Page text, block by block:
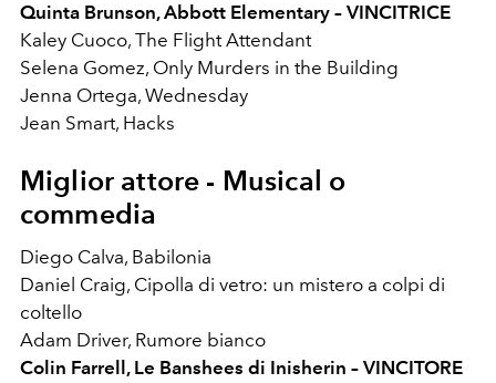
Quinta Brunson, Abbott Elementary – VINCITRICE
Kaley Cuoco, The Flight Attendant
Selena Gomez, Only Murders in the Building
Jenna Ortega, Wednesday
Jean Smart, Hacks
Miglior attore - Musical o
commedia
Diego Calva, Babilonia
Daniel Craig, Cipolla di vetro: un mistero a colpi di
coltello
Adam Driver, Rumore bianco
Colin Farrell, Le Banshees di Inisherin – VINCITORE